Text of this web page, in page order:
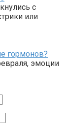
с
или
гормонов?
эмоции